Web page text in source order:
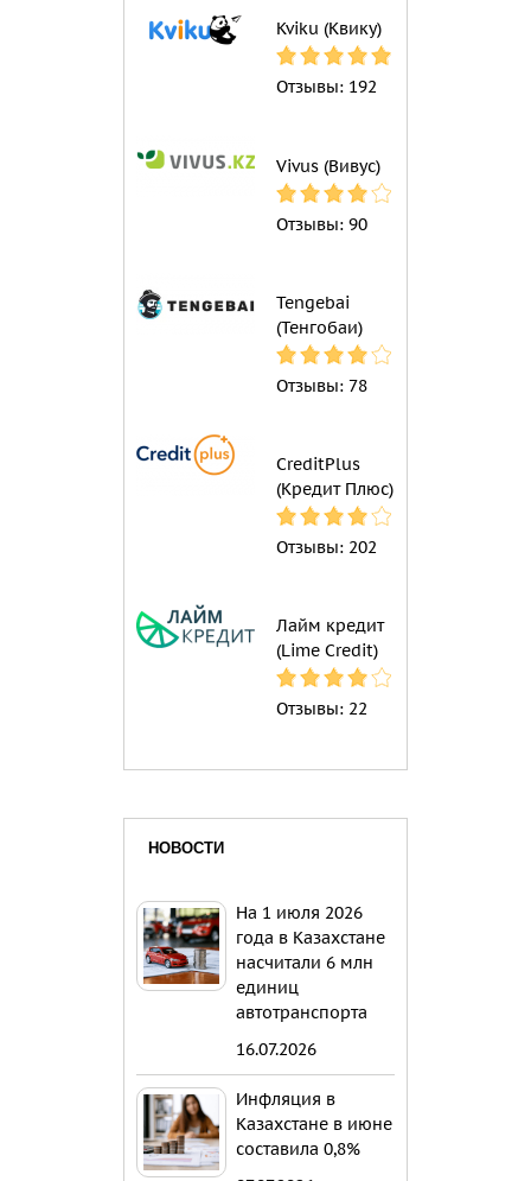
Kviku (Квику)
Отзывы: 192
Vivus (Вивус)
Отзывы: 90
Tengebai
(Тенгобаи)
Отзывы: 78
CreditPlus
(Кредит Плюс)
Отзывы: 202
Лайм кредит
(Lime Credit)
Отзывы: 22
НОВОСТИ
На 1 июля 2026
года в Казахстане
насчитали 6 млн
единиц
автотранспорта
16.07.2026
Инфляция в
Казахстане в июне
составила 0,8%